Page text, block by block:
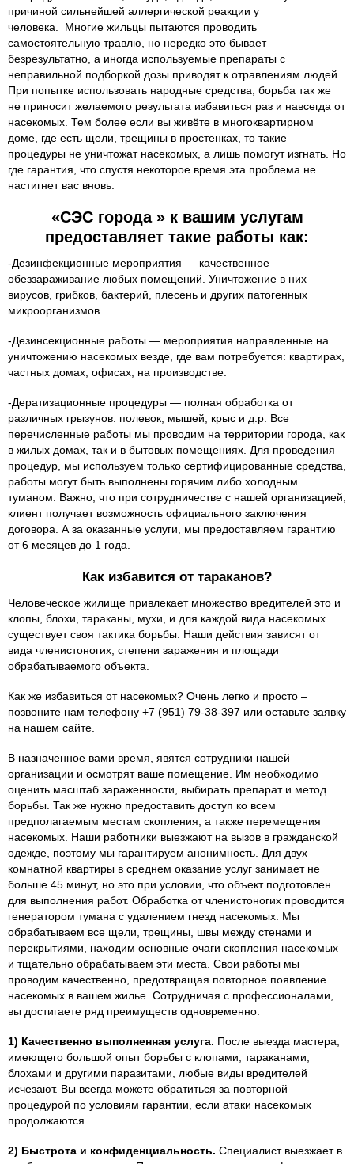
причиной сильнейшей аллергической реакции у
человека. Многие жильцы пытаются проводить
самостоятельную травлю, но нередко это бывает
безрезультатно, а иногда используемые препараты с
неправильной подборкой дозы приводят к отравлениям людей.
При попытке использовать народные средства, борьба так же
не приносит желаемого результата избавиться раз и навсегда от
насекомых. Тем более если вы живёте в многоквартирном
доме, где есть щели, трещины в простенках, то такие
процедуры не уничтожат насекомых, а лишь помогут изгнать. Но
где гарантия, что спустя некоторое время эта проблема не
настигнет вас вновь.
«СЭС города » к вашим услугам
предоставляет такие работы как:
-Дезинфекционные мероприятия — качественное
обеззараживание любых помещений. Уничтожение в них
вирусов, грибков, бактерий, плесень и других патогенных
микроорганизмов.
-Дезинсекционные работы — мероприятия направленные на
уничтожению насекомых везде, где вам потребуется: квартирах,
частных домах, офисах, на производстве.
-Дератизационные процедуры — полная обработка от
различных грызунов: полевок, мышей, крыс и д.р. Все
перечисленные работы мы проводим на территории города, как
в жилых домах, так и в бытовых помещениях. Для проведения
процедур, мы используем только сертифицированные средства,
работы могут быть выполнены горячим либо холодным
туманом. Важно, что при сотрудничестве с нашей организацией,
клиент получает возможность официального заключения
договора. А за оказанные услуги, мы предоставляем гарантию
от 6 месяцев до 1 года.
Как избавится от тараканов?
Человеческое жилище привлекает множество вредителей это и
клопы, блохи, тараканы, мухи, и для каждой вида насекомых
существует своя тактика борьбы. Наши действия зависят от
вида членистоногих, степени заражения и площади
обрабатываемого объекта.
Как же избавиться от насекомых? Очень легко и просто –
позвоните нам телефону +7 (951) 79-38-397 или оставьте заявку
на нашем сайте.
В назначенное вами время, явятся сотрудники нашей
организации и осмотрят ваше помещение. Им необходимо
оценить масштаб зараженности, выбирать препарат и метод
борьбы. Так же нужно предоставить доступ ко всем
предполагаемым местам скопления, а также перемещения
насекомых. Наши работники выезжают на вызов в гражданской
одежде, поэтому мы гарантируем анонимность. Для двух
комнатной квартиры в среднем оказание услуг занимает не
больше 45 минут, но это при условии, что объект подготовлен
для выполнения работ. Обработка от членистоногих проводится
генератором тумана с удалением гнезд насекомых. Мы
обрабатываем все щели, трещины, швы между стенами и
перекрытиями, находим основные очаги скопления насекомых
и тщательно обрабатываем эти места. Свои работы мы
проводим качественно, предотвращая повторное появление
насекомых в вашем жилье. Сотрудничая с профессионалами,
вы достигаете ряд преимуществ одновременно:
1) Качественно выполненная услуга. После выезда мастера,
имеющего большой опыт борьбы с клопами, тараканами,
блохами и другими паразитами, любые виды вредителей
исчезают. Вы всегда можете обратиться за повторной
процедурой по условиям гарантии, если атаки насекомых
продолжаются.
2) Быстрота и конфиденциальность. Специалист выезжает в